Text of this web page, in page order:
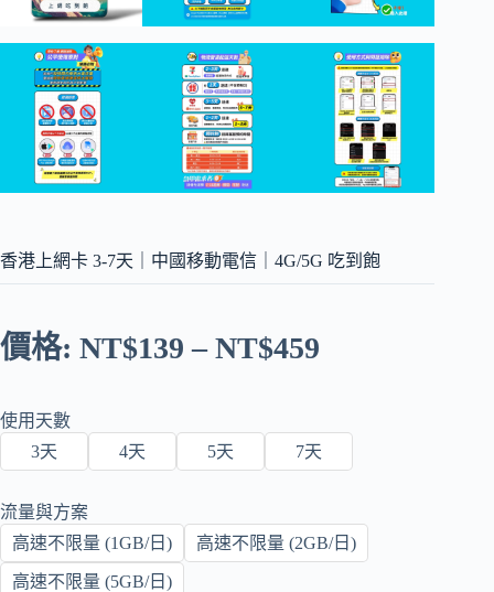
香港上網卡 3-7天｜中國移動電信｜4G/5G 吃到飽
價格: NT$139 –NT$459
使用天數
3天
4天 5天 7天
流量與方案
高速不限量 (1GB/日)
高速不限量 (2GB/日)
高速不限量 (5GB/日)